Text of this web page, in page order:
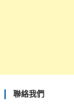
聯絡我們